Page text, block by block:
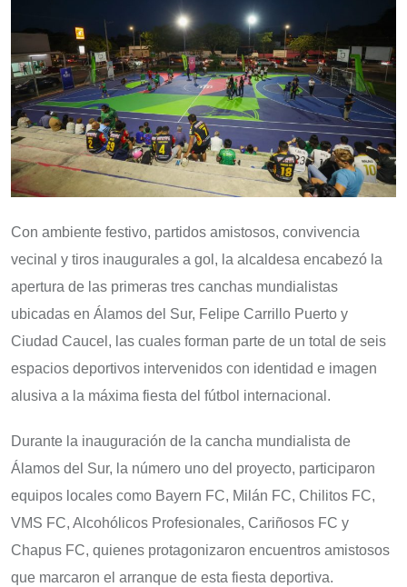
Con ambiente festivo, partidos amistosos, convivencia
vecinal y tiros inaugurales a gol, la alcaldesa encabezó la
apertura de las primeras tres canchas mundialistas
ubicadas en Álamos del Sur, Felipe Carrillo Puerto y
Ciudad Caucel, las cuales forman parte de un total de seis
espacios deportivos intervenidos con identidad e imagen
alusiva a la máxima fiesta del fútbol internacional.
Durante la inauguración de la cancha mundialista de
Álamos del Sur, la número uno del proyecto, participaron
equipos locales como Bayern FC, Milán FC, Chilitos FC,
VMS FC, Alcohólicos Profesionales, Cariñosos FC y
Chapus FC, quienes protagonizaron encuentros amistosos
que marcaron el arranque de esta fiesta deportiva.